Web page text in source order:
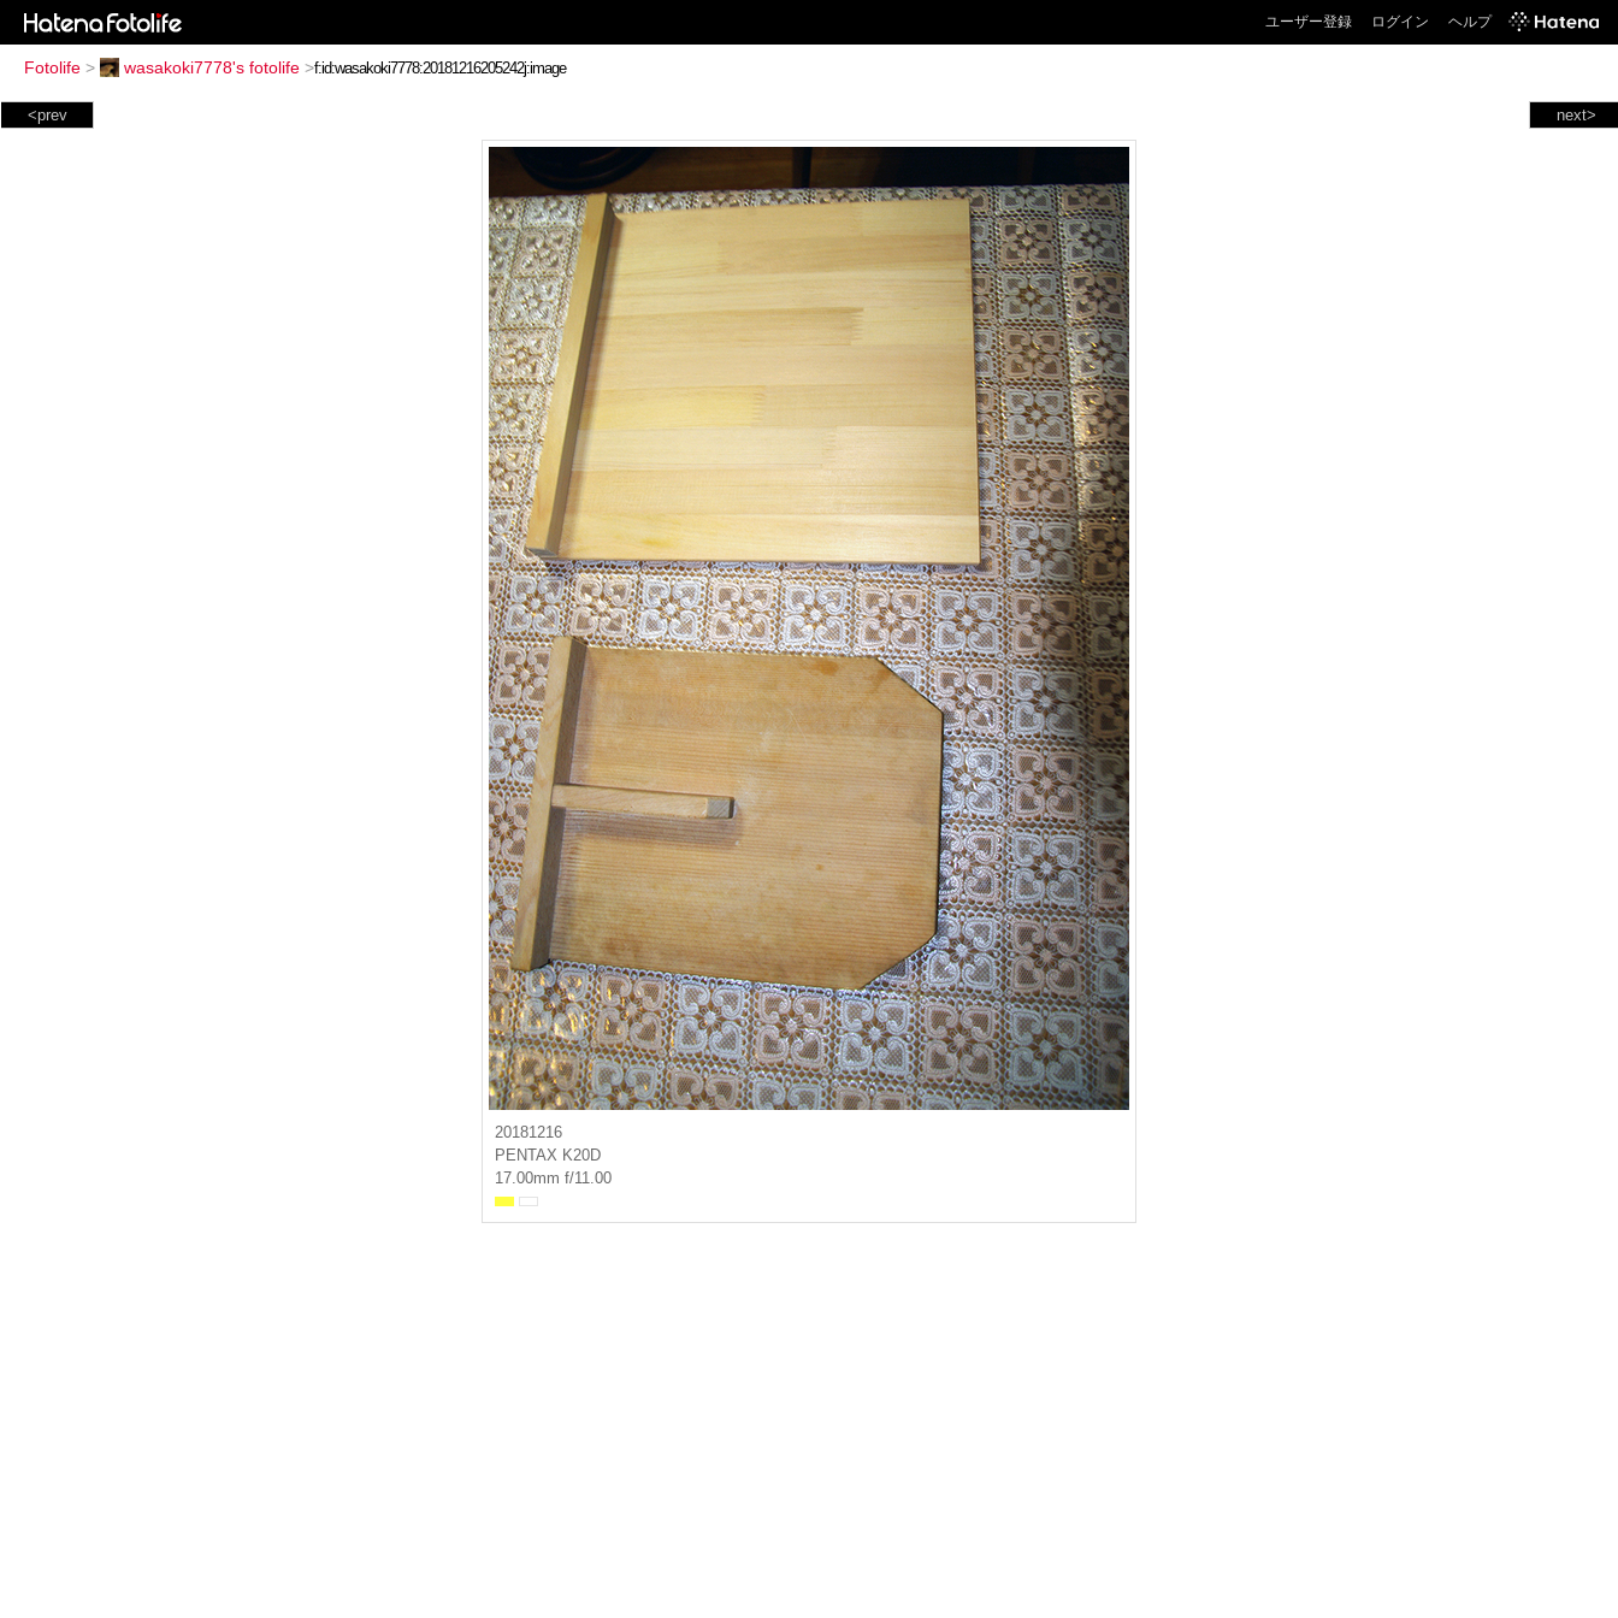
ユーザー登録 ログイン ヘルプ
Fotolife > wasakoki7778's fotolife >
next>
<prev
20181216
PENTAX K20D
17.00mm f/11.00